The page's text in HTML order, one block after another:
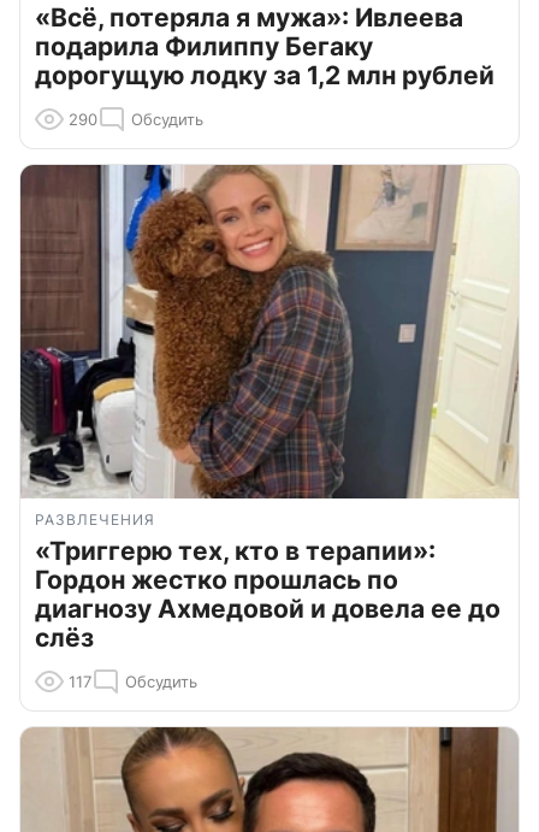
«Всё, потеряла я мужа»: Ивлеева
подарила Филиппу Бегаку
дорогущую лодку за 1,2 млн рублей
290 Обсудить
РАЗВЛЕЧЕНИЯ
«Триггерю тех, кто в терапии»:
Гордон жестко прошлась по
диагнозу Ахмедовой и довела ее до
слёз
117 Обсудить